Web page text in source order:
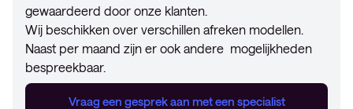
gewaardeerd door onze klanten.
Wij beschikken over verschillen afreken modellen.
Naast per maand zijn er ook andere mogelijkheden
bespreekbaar.
Vraag een gesprek aan met een specialist